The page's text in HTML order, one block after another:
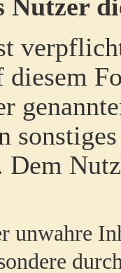
Nutzer
diesem
Dem
unwahre